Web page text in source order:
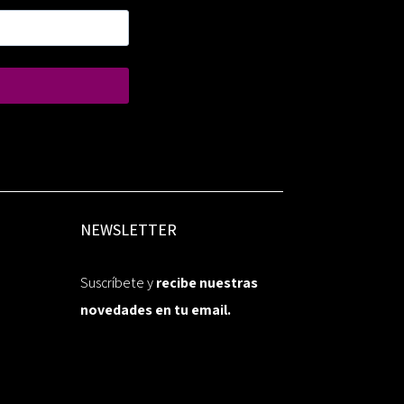
NEWSLETTER
Suscríbete yrecibe nuestras
novedades en tu email.